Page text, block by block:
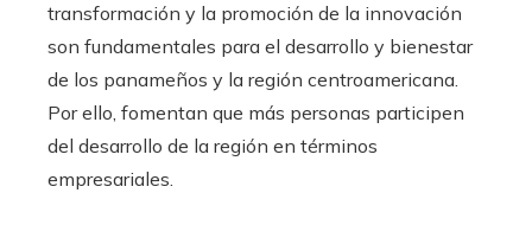
transformación y la promoción de la innovación
son fundamentales para el desarrollo y bienestar
de los panameños y la región centroamericana.
Por ello, fomentan que más personas participen
del desarrollo de la región en términos
empresariales.